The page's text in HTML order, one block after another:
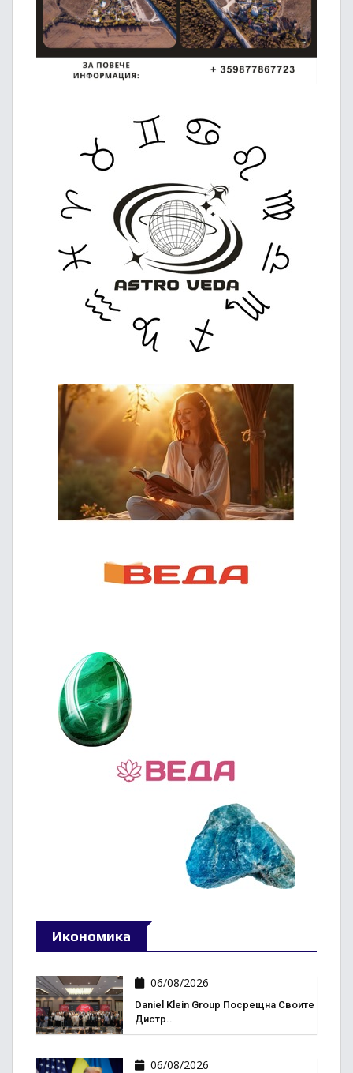
Икономика
06/08/2026
Daniel Klein Group Посрещна Своите
Дистр..
06/08/2026